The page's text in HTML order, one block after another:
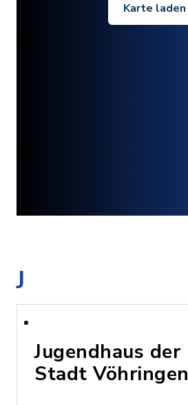
Karte laden
J
Jugendhaus der
Stadt Vöhringen